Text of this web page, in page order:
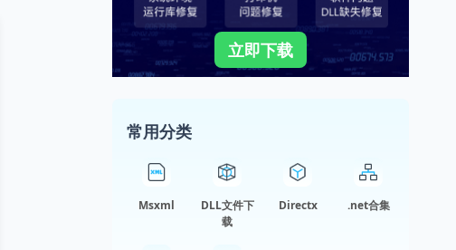
立即下载
常用分类
Msxml
DLL文件下
载
Directx .net合集